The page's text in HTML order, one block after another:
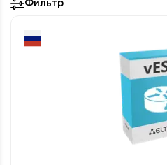
Фильтр